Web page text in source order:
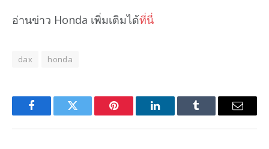
อ่านข่าว Honda เพิ่มเติมได้ที่นี่
dax honda
FacebookTwitter Pinterest LinkedInTumblr Email